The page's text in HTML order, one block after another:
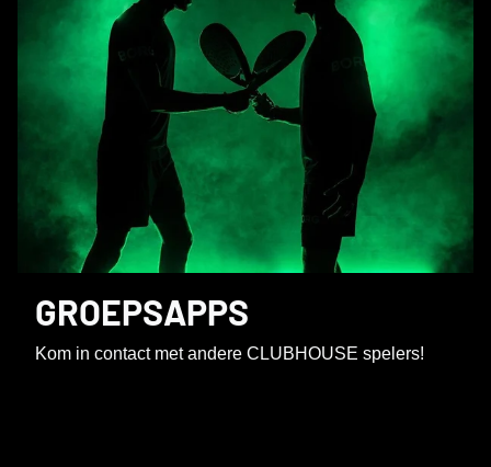
GROEPSAPPS
Kom in contact met andere CLUBHOUSE spelers!